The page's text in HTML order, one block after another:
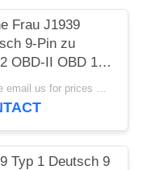
Frau J1939
9-Pin zu
OBD-II OBD 16
Adapter
Please email us for prices MOQ:100 Stück
Typ 1 Deutsch 9